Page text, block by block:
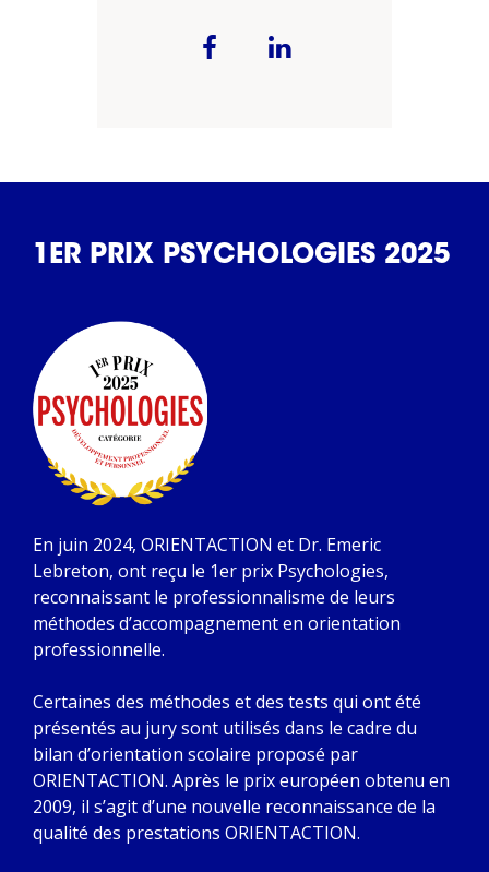
1ER PRIX PSYCHOLOGIES 2025
En juin 2024, ORIENTACTION et Dr. Emeric
Lebreton, ont reçu le 1er prix Psychologies,
reconnaissant le professionnalisme de leurs
méthodes d’accompagnement en orientation
professionnelle.
Certaines des méthodes et des tests qui ont été
présentés au jury sont utilisés dans le cadre du
bilan d’orientation scolaire proposé par
ORIENTACTION. Après le prix européen obtenu en
2009, il s’agit d’une nouvelle reconnaissance de la
qualité des prestations ORIENTACTION.